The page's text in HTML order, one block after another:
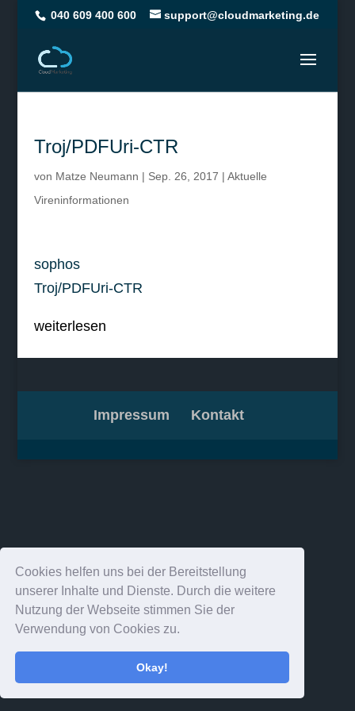
Cookies helfen uns bei der Bereitstellung
unserer Inhalte und Dienste. Durch die weitere
Nutzung der Webseite stimmen Sie der
Verwendung von Cookies zu.
Okay!
040 609 400 600 support@cloudmarketing.de
Troj/PDFUri-CTR
von Matze Neumann | Sep. 26, 2017 | Aktuelle
Vireninformationen
sophos
Troj/PDFUri-CTR
weiterlesen
Impressum Kontakt